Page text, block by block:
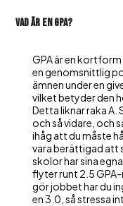
Vad är en GPA?
GPA är en
en genomsnittlig
ämnen under en
vilket betyder den
Detta liknar raka A.
och så vidare, och
ihåg att du måste
vara berättigad att
skolor har sina
flyter runt 2.5
gör jobbet har du
en 3.0, så stressa